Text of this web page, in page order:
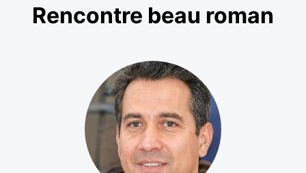
Rencontre beau roman